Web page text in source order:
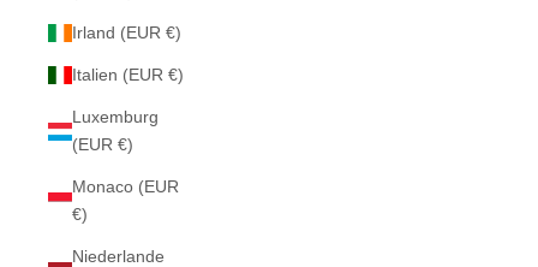
Irland (EUR €)
Italien (EUR €)
Luxemburg
(EUR €)
Monaco (EUR
€)
Niederlande